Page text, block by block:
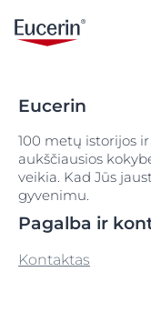
Eucerin
100 metų istorijos
aukščiausios
veikia. Kad Jūs
gyvenimu.
Pagalba ir
Kontaktas